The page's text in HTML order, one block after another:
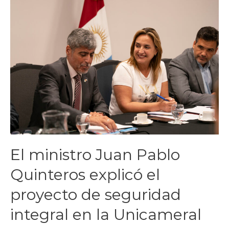
El ministro Juan Pablo
Quinteros explicó el
proyecto de seguridad
integral en la Unicameral